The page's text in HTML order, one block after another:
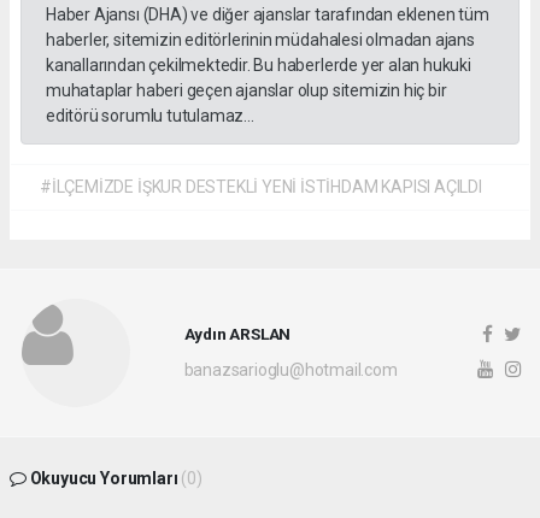
Haber Ajansı (DHA) ve diğer ajanslar tarafından eklenen tüm
haberler, sitemizin editörlerinin müdahalesi olmadan ajans
kanallarından çekilmektedir. Bu haberlerde yer alan hukuki
muhataplar haberi geçen ajanslar olup sitemizin hiç bir
editörü sorumlu tutulamaz...
#İLÇEMİZDE İŞKUR DESTEKLİ YENİ İSTİHDAM KAPISI AÇILDI
Aydın ARSLAN
banazsarioglu@hotmail.com
Okuyucu Yorumları (0)